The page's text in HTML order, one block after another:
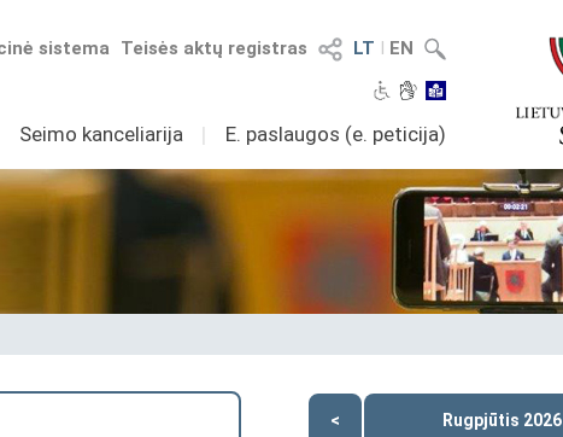
LT I EN
Teisės aktų registras
sistema
Seimo kanceliarija I E. paslaugos (e. peticija)
< Rugpjūtis 2026